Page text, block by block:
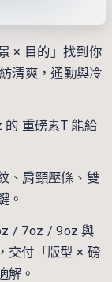
× 目的」找到你
清爽，通勤與冷
的 重磅素T 能給
、肩頸壓條、雙
。
/ 7oz / 9oz 與
交付「版型 × 磅
解。